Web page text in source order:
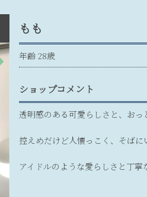
もも
年齢 28歳
ショップコメント
透明感のある可愛らしさと、おっ
控えめだけど人懐っこく、そばに
アイドルのような愛らしさと丁寧